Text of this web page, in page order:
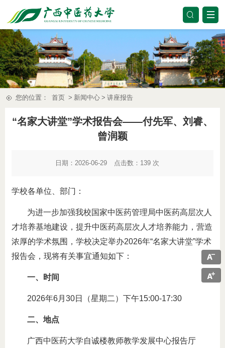
您的位置： 首页 > 新闻中心 > 讲座报告
“名家大讲堂”学术报告会——付先军、刘睿、
曾润颖
日期：2026-06-29 点击数： 139 次
学校各单位、部门：
为进一步加强我校国家中医药管理局中医药高层次人
才培养基地建设，提升中医药高层次人才培养能力，营造
浓厚的学术氛围，学校决定举办2026年“名家大讲堂”学术
报告会，现将有关事宜通知如下：
一、时间
2026年6月30日（星期二）下午15:00-17:30
二、地点
广西中医药大学自诚楼教师教学发展中心报告厅